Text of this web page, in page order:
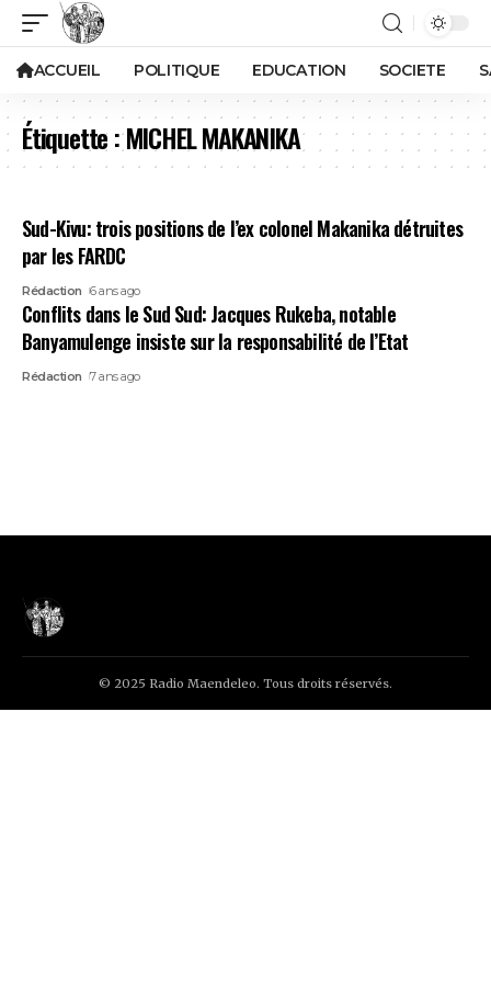
ACCUEIL POLITIQUE EDUCATION SOCIETE
Étiquette :MICHEL MAKANIKA
Sud-Kivu: trois positions de l’ex colonel Makanika détruites
par les FARDC
Rédaction 6 ans ago
Conflits dans le Sud Sud: Jacques Rukeba, notable
Banyamulenge insiste sur la responsabilité de l’Etat
Rédaction 7 ans ago
© 2025 Radio Maendeleo. Tous droits réservés.